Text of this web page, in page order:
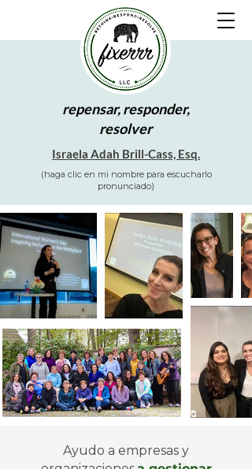
repensar, responder,
resolver
Israela Adah Brill-Cass, Esq.
(haga clic en mi nombre para escucharlo
pronunciado)
Ayudo a empresas y